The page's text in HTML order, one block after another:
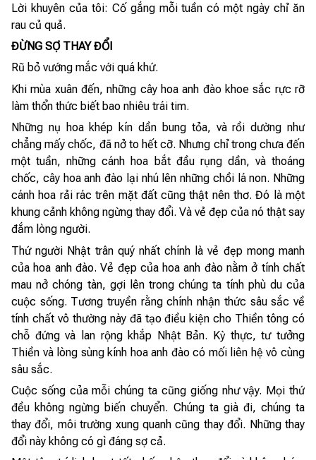
Lời khuyên của tôi: Cố gắng mỗi tuần có một ngày chỉ ăn
rau củ quả.
ĐỪNG SỢ THAY ĐỔI
Rũ bỏ vướng mắc với quá khứ.
Khi mùa xuân đến, những cây hoa anh đào khoe sắc rực rỡ
làm thổn thức biết bao nhiêu trái tim.
Những nụ hoa khép kín dần bung tỏa, và rồi dường như
chẳng mấy chốc, đã nở to hết cỡ. Nhưng chỉ trong chưa đến
một tuần, những cánh hoa bắt đầu rụng dần, và thoáng
chốc, cây hoa anh đào lại nhú lên những chồi lá non. Những
cánh hoa rải rác trên mặt đất cũng thật nên thơ. Đó là một
khung cảnh không ngừng thay đổi. Và vẻ đẹp của nó thật say
đắm lòng người.
Thứ người Nhật trân quý nhất chính là vẻ đẹp mong manh
của hoa anh đào. Vẻ đẹp của hoa anh đào nằm ở tính chất
mau nở chóng tàn, gợi lên trong chúng ta tính phù du của
cuộc sống. Tương truyền rằng chính nhận thức sâu sắc về
tính chất vô thường này đã tạo điều kiện cho Thiền tông có
chỗ đứng và lan rộng khắp Nhật Bản. Kỳ thực, tư tưởng
Thiền và lòng sùng kính hoa anh đào có mối liên hệ vô cùng
sâu sắc.
Cuộc sống của mỗi chúng ta cũng giống như vậy. Mọi thứ
đều không ngừng biến chuyển. Chúng ta già đi, chúng ta
thay đổi, môi trường xung quanh cũng thay đổi. Những thay
đổi này không có gì đáng sợ cả.